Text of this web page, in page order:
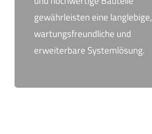
gewährleisten eine langlebige,
wartungsfreundliche und
erweiterbare Systemlösung.